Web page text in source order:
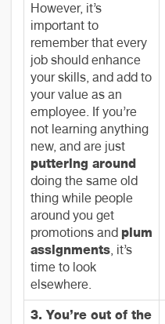
However, it’s
important to
remember that every
job should enhance
your skills, and add to
your value as an
employee. If you’re
not learning anything
new, and are just
puttering around
doing the same old
thing while people
around you get
promotions and plum
assignments, it’s
time to look
elsewhere.
3. You’re out of the